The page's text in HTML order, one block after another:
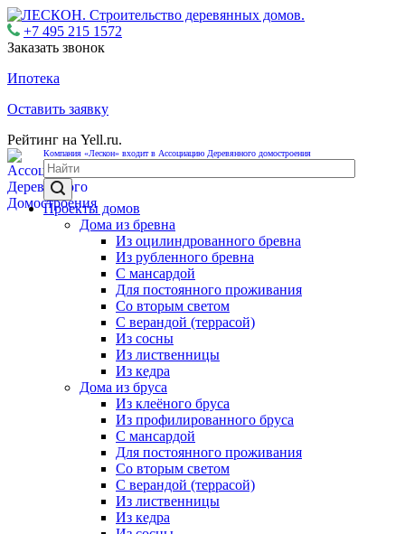
+7 495 215 1572
Заказать звонок
Ипотека
Оставить заявку
Рейтинг на Yell.ru.
Компания «Лескон» входит в Ассоциацию Деревянного домостроения
Проекты домов
Дома из бревна
Из оцилиндрованного бревна
Из рубленного бревна
С мансардой
Для постоянного проживания
Со вторым светом
С верандой (террасой)
Из сосны
Из лиственницы
Из кедра
Дома из бруса
Из клеёного бруса
Из профилированного бруса
С мансардой
Для постоянного проживания
Со вторым светом
С верандой (террасой)
Из лиственницы
Из кедра